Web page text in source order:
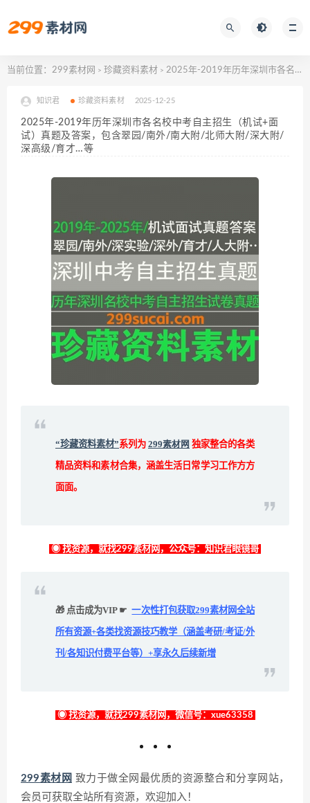
当前位置： 299素材网 > 珍藏资料素材 > 2025年-2019年历年深圳市各名校中考自主招生（机试+面试）真题及答案，包含翠园/南外/南大附/北师大附/深大附/深高级/育才…等
知识君 珍藏资料素材 2025-12-25
2025年-2019年历年深圳市各名校中考自主招生（机试+面
试）真题及答案，包含翠园/南外/南大附/北师大附/深大附/
深高级/育才…等
“珍藏资料素材”系列为 299素材网 独家整合的各类
精品资料和素材合集，涵盖生活日常学习工作方方
面面。
◉ 找资源，就找299素材网，公众号：知识君眼镜哥
🎁 点击成为VIP ☛ 一次性打包获取299素材网全站
所有资源+各类找资源技巧教学（涵盖考研/考证/外
刊/各知识付费平台等）+享永久后续新增
◉ 找资源，就找299素材网，微信号：xue63358
299素材网 致力于做全网最优质的资源整合和分享网站，
会员可获取全站所有资源，欢迎加入！